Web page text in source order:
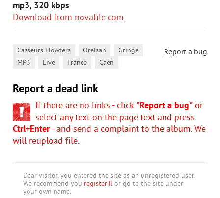
mp3, 320 kbps
Download from novafile.com
Report a bug
Casseurs Flowters Orelsan Gringe
MP3 Live France Caen
Report a dead link
If there are no links - click "Report a bug" or
select any text on the page text and press
Ctrl+Enter- and send a complaint to the album. We
will reupload file.
Dear visitor, you entered the site as an unregistered user.
We recommend you register'll or go to the site under
your own name.